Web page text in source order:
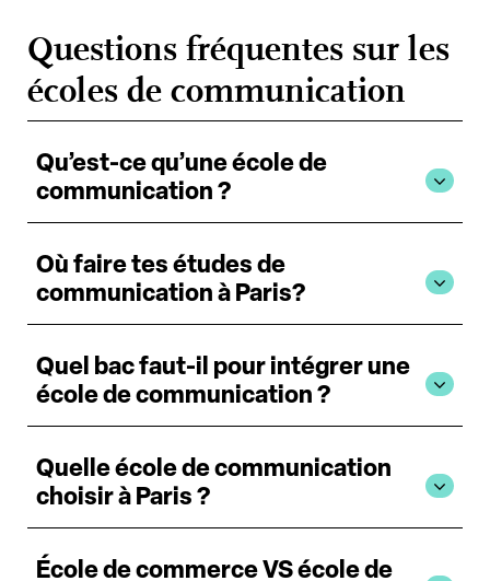
Questions fréquentes sur les
écoles de communication
Qu’est-ce qu’une école de
communication ?
Où faire tes études de
communication à Paris?
Quel bac faut-il pour intégrer une
école de communication ?
Quelle école de communication
choisir à Paris ?
École de commerce VS école de